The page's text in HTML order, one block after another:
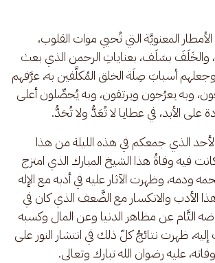
المعنويَّة التي تُحيي موات القلوب،
والخَلَفَ بسَلَف، بعناياتِ الرحمن الذي بعث
وجعلهم أسبابَ صِلَة الخلق المُكلَّفين به، عرَّفهم
وبه يعرُجون ويرتقون، وبه يُحصِّلون أعلى
على الأبد، في عطايا لا تُعَدُّ ولا تُحَدُّ.
الذي جمعكم في هذه الليلة من هذا
فيه وفاةُ هذا الشيخ المبارك الذي امتزج
ودمه، وظهرت الآثار عليه في أدبه مع الإله
هذا الأدب والانكسار مع الضَّعف الذي كان في
التَّام عن مظاهر الدنيا وعن المال وكسبه
إليه، ظهرت نتائجُ كلّ ذلك في انتشار النور على
عليه رضوان الله تبارك وتعالى.